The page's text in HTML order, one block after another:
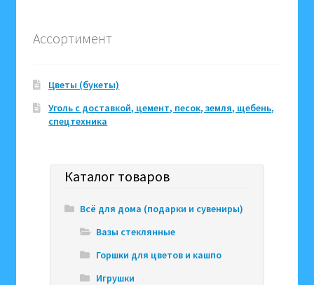
Ассортимент
Цветы (букеты)
Уголь с доставкой, цемент, песок, земля, щебень,
спецтехника
Каталог товаров
Всё для дома (подарки и сувениры)
Вазы стеклянные
Горшки для цветов и кашпо
Игрушки